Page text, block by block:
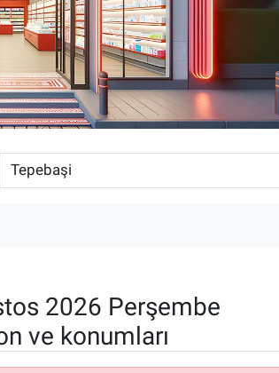
2026 Perşembe
ve konumları